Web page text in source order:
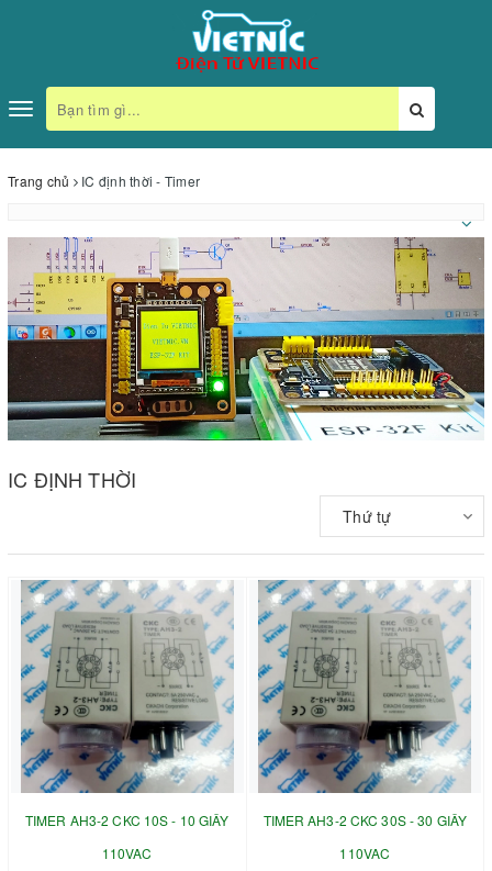
Toggle
navigation
Trang chủ IC định thời - Timer
IC ĐỊNH THỜI
Thứ tự
TIMER AH3-2 CKC 10S - 10 GIÂY
110VAC
TIMER AH3-2 CKC 30S - 30 GIÂY
110VAC